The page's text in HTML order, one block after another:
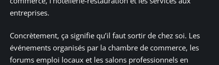
entreprises.
Concrètement, ça signifie qu’il faut sortir de chez soi. Les
événements organisés par la chambre de commerce, les
forums emploi locaux et les salons professionnels en